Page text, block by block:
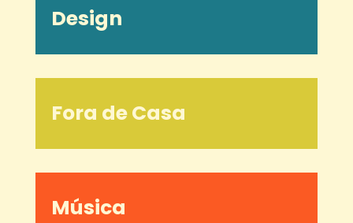
Design
Fora de Casa
Música